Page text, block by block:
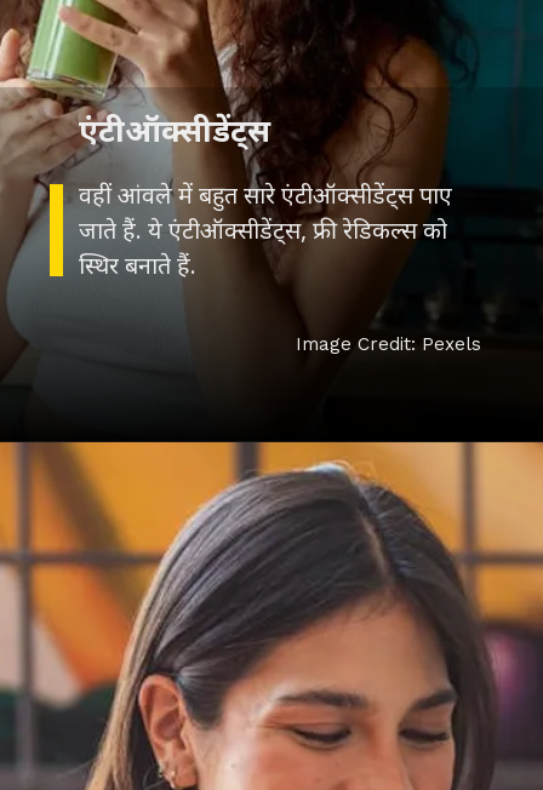
वहीं आंवले में बहुत सारे एंटीऑक्सीडेंट्स पाए
जाते हैं. ये एंटीऑक्सीडेंट्स, फ्री रेडिकल्स को
स्थिर बनाते हैं.
एंटीऑक्सीडेंट्स
Image Credit: Pexels